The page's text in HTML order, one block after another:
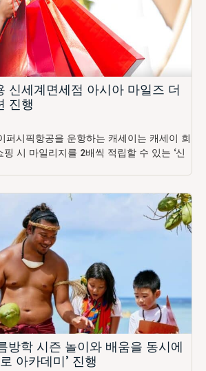
신세계면세점 아시아 마일즈 더
진행
퍼시픽항공을 운항하는 캐세이는 캐세이 회
시 마일리지를 2배씩 적립할 수 있는 ‘신
방학 시즌 놀이와 배움을 동시에
아카데미’ 진행